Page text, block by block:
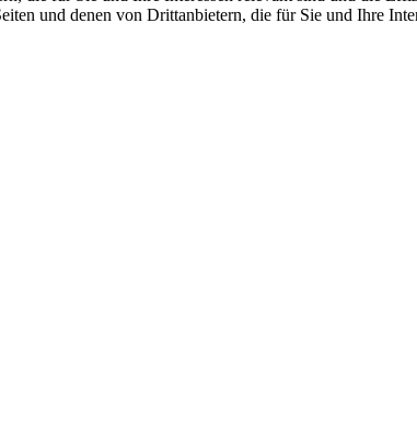
und denen von Drittanbietern, die für Sie und Ihre